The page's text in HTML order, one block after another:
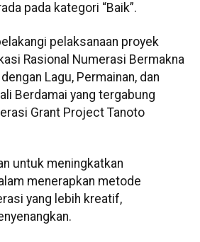
pada kategori “Baik”.
pelaksanaan proyek
Rasional Numerasi Bermakna
Lagu, Permainan, dan
Berdamai yang tergabung
Grant Project Tanoto
untuk meningkatkan
menerapkan metode
yang lebih kreatif,